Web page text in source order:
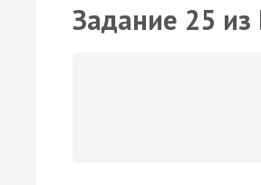
Задание 25 из